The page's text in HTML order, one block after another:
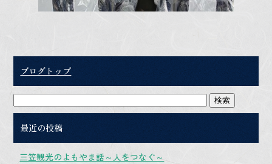
ブログトップ
最近の投稿
三笠観光のよもやま話～人をつなぐ～